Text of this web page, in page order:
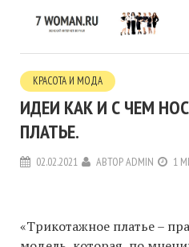
КРАСОТА И МОДА
ИДЕИ КАК И С ЧЕМ
ПЛАТЬЕ.
02.02.2021 АВТОРADMIN 1
«Трикотажное платье –